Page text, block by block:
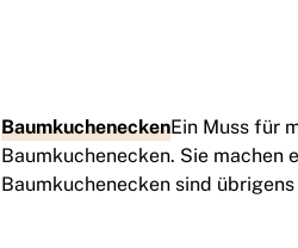
BaumkucheneckenEin Muss für
Baumkuchenecken. Sie machen
Baumkuchenecken sind